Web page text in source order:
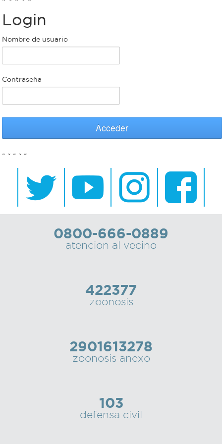
Bromatología
Rentas
Municipal
bondi
Recorrido
colectivos
Recarga
Personal
municipal
Login
Nombre de usuario
Contraseña
Acceder
~ ~ ~ ~ ~
0800-666-0889
atencion al vecino
422377
zoonosis
2901613278
zoonosis anexo
103
defensa civil